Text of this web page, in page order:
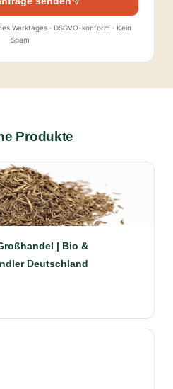
Werktages · DSGVO-konform · Kein
Spam
Produkte
| Bio &
Deutschland